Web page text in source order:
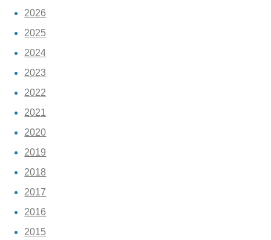
2026
2025
2024
2023
2022
2021
2020
2019
2018
2017
2016
2015